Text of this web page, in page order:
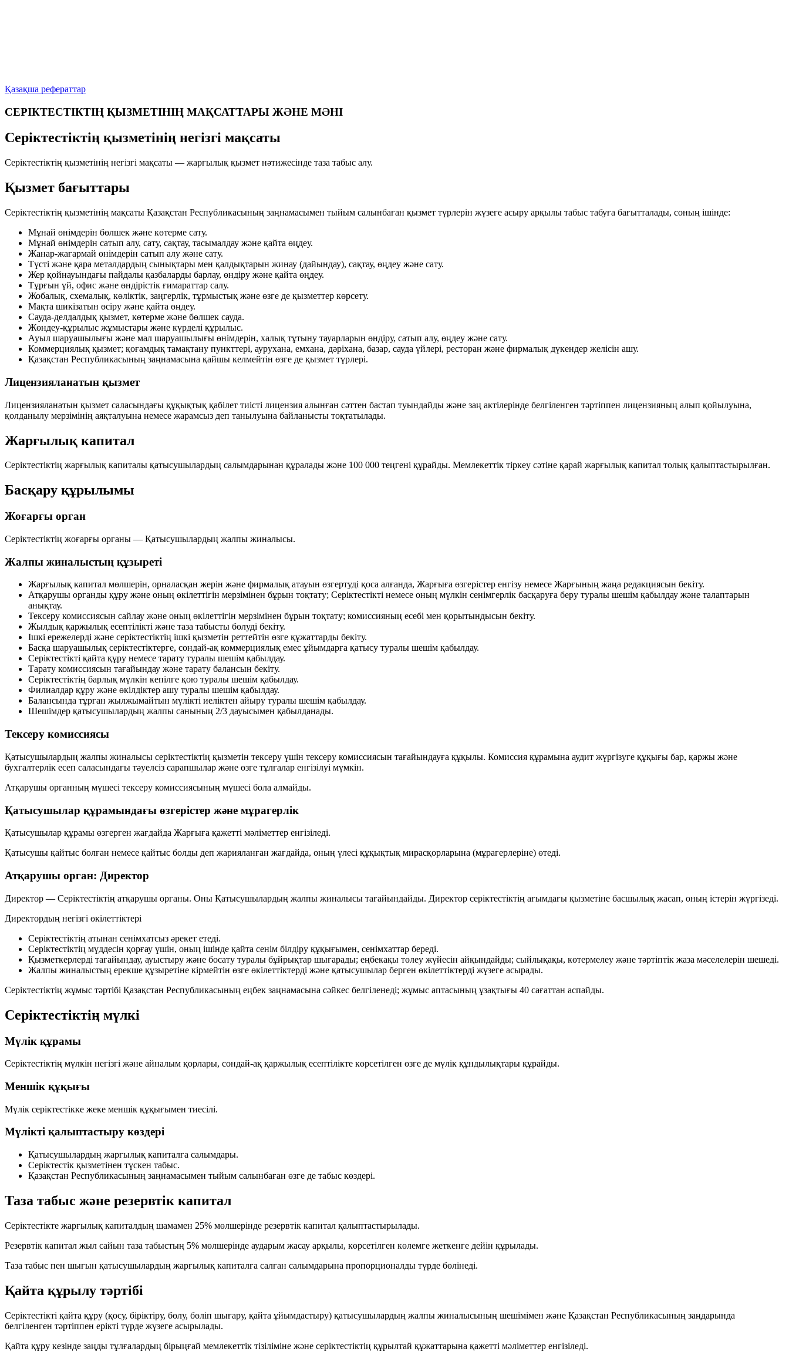
Қазақша рефераттар
СЕРІКТЕСТІКТІҢ ҚЫЗМЕТІНІҢ МАҚСАТТАРЫ ЖӘНЕ МӘНІ
Серіктестіктің қызметінің негізгі мақсаты
Серіктестіктің қызметінің негізгі мақсаты — жарғылық қызмет нәтижесінде таза табыс алу.
Қызмет бағыттары
Серіктестіктің қызметінің мақсаты Қазақстан Республикасының заңнамасымен тыйым салынбаған қызмет түрлерін жүзеге асыру арқылы табыс табуға бағытталады, соның ішінде:
Мұнай өнімдерін бөлшек және көтерме сату.
Мұнай өнімдерін сатып алу, сату, сақтау, тасымалдау және қайта өңдеу.
Жанар-жағармай өнімдерін сатып алу және сату.
Түсті және қара металдардың сынықтары мен қалдықтарын жинау (дайындау), сақтау, өңдеу және сату.
Жер қойнауындағы пайдалы қазбаларды барлау, өндіру және қайта өңдеу.
Тұрғын үй, офис және өндірістік ғимараттар салу.
Жобалық, схемалық, көліктік, заңгерлік, тұрмыстық және өзге де қызметтер көрсету.
Мақта шикізатын өсіру және қайта өңдеу.
Сауда-делдалдық қызмет, көтерме және бөлшек сауда.
Жөндеу-құрылыс жұмыстары және күрделі құрылыс.
Ауыл шаруашылығы және мал шаруашылығы өнімдерін, халық тұтыну тауарларын өндіру, сатып алу, өңдеу және сату.
Коммерциялық қызмет; қоғамдық тамақтану пункттері, аурухана, емхана, дәріхана, базар, сауда үйлері, ресторан және фирмалық дүкендер желісін ашу.
Қазақстан Республикасының заңнамасына қайшы келмейтін өзге де қызмет түрлері.
Лицензияланатын қызмет
Лицензияланатын қызмет саласындағы құқықтық қабілет тиісті лицензия алынған сәттен бастап туындайды және заң актілерінде белгіленген тәртіппен лицензияның алып қойылуына,
қолданылу мерзімінің аяқталуына немесе жарамсыз деп танылуына байланысты тоқтатылады.
Жарғылық капитал
Серіктестіктің жарғылық капиталы қатысушылардың салымдарынан құралады және 100 000 теңгені құрайды. Мемлекеттік тіркеу сәтіне қарай жарғылық капитал толық қалыптастырылған.
Басқару құрылымы
Жоғарғы орган
Серіктестіктің жоғарғы органы — Қатысушылардың жалпы жиналысы.
Жалпы жиналыстың құзыреті
Жарғылық капитал мөлшерін, орналасқан жерін және фирмалық атауын өзгертуді қоса алғанда, Жарғыға өзгерістер енгізу немесе Жарғының жаңа редакциясын бекіту.
Атқарушы органды құру және оның өкілеттігін мерзімінен бұрын тоқтату; Серіктестікті немесе оның мүлкін сенімгерлік басқаруға беру туралы шешім қабылдау және талаптарын
анықтау.
Тексеру комиссиясын сайлау және оның өкілеттігін мерзімінен бұрын тоқтату; комиссияның есебі мен қорытындысын бекіту.
Жылдық қаржылық есептілікті және таза табысты бөлуді бекіту.
Ішкі ережелерді және серіктестіктің ішкі қызметін реттейтін өзге құжаттарды бекіту.
Басқа шаруашылық серіктестіктерге, сондай-ақ коммерциялық емес ұйымдарға қатысу туралы шешім қабылдау.
Серіктестікті қайта құру немесе тарату туралы шешім қабылдау.
Тарату комиссиясын тағайындау және тарату балансын бекіту.
Серіктестіктің барлық мүлкін кепілге қою туралы шешім қабылдау.
Филиалдар құру және өкілдіктер ашу туралы шешім қабылдау.
Балансында тұрған жылжымайтын мүлікті иеліктен айыру туралы шешім қабылдау.
Шешімдер қатысушылардың жалпы санының 2/3 дауысымен қабылданады.
Тексеру комиссиясы
Қатысушылардың жалпы жиналысы серіктестіктің қызметін тексеру үшін тексеру комиссиясын тағайындауға құқылы. Комиссия құрамына аудит жүргізуге құқығы бар, қаржы және
бухгалтерлік есеп саласындағы тәуелсіз сарапшылар және өзге тұлғалар енгізілуі мүмкін.
Атқарушы органның мүшесі тексеру комиссиясының мүшесі бола алмайды.
Қатысушылар құрамындағы өзгерістер және мұрагерлік
Қатысушылар құрамы өзгерген жағдайда Жарғыға қажетті мәліметтер енгізіледі.
Қатысушы қайтыс болған немесе қайтыс болды деп жарияланған жағдайда, оның үлесі құқықтық мирасқорларына (мұрагерлеріне) өтеді.
Атқарушы орган: Директор
Директор — Серіктестіктің атқарушы органы. Оны Қатысушылардың жалпы жиналысы тағайындайды. Директор серіктестіктің ағымдағы қызметіне басшылық жасап, оның істерін жүргізеді.
Директордың негізгі өкілеттіктері
Серіктестіктің атынан сенімхатсыз әрекет етеді.
Серіктестіктің мүддесін қорғау үшін, оның ішінде қайта сенім білдіру құқығымен, сенімхаттар береді.
Қызметкерлерді тағайындау, ауыстыру және босату туралы бұйрықтар шығарады; еңбекақы төлеу жүйесін айқындайды; сыйлықақы, көтермелеу және тәртіптік жаза мәселелерін шешеді.
Жалпы жиналыстың ерекше құзыретіне кірмейтін өзге өкілеттіктерді және қатысушылар берген өкілеттіктерді жүзеге асырады.
Серіктестіктің жұмыс тәртібі Қазақстан Республикасының еңбек заңнамасына сәйкес белгіленеді; жұмыс аптасының ұзақтығы 40 сағаттан аспайды.
Серіктестіктің мүлкі
Мүлік құрамы
Серіктестіктің мүлкін негізгі және айналым қорлары, сондай-ақ қаржылық есептілікте көрсетілген өзге де мүлік құндылықтары құрайды.
Меншік құқығы
Мүлік серіктестікке жеке меншік құқығымен тиесілі.
Мүлікті қалыптастыру көздері
Қатысушылардың жарғылық капиталға салымдары.
Серіктестік қызметінен түскен табыс.
Қазақстан Республикасының заңнамасымен тыйым салынбаған өзге де табыс көздері.
Таза табыс және резервтік капитал
Серіктестікте жарғылық капиталдың шамамен 25% мөлшерінде резервтік капитал қалыптастырылады.
Резервтік капитал жыл сайын таза табыстың 5% мөлшерінде аударым жасау арқылы, көрсетілген көлемге жеткенге дейін құрылады.
Таза табыс пен шығын қатысушылардың жарғылық капиталға салған салымдарына пропорционалды түрде бөлінеді.
Қайта құрылу тәртібі
Серіктестікті қайта құру (қосу, біріктіру, бөлу, бөліп шығару, қайта ұйымдастыру) қатысушылардың жалпы жиналысының шешімімен және Қазақстан Республикасының заңдарында
белгіленген тәртіппен ерікті түрде жүзеге асырылады.
Қайта құру кезінде заңды тұлғалардың бірыңғай мемлекеттік тізіліміне және серіктестіктің құрылтай құжаттарына қажетті мәліметтер енгізіледі.